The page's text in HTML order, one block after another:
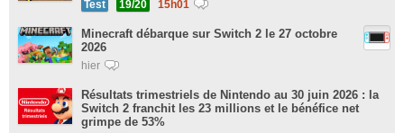
Test 19/20 15h01
Minecraft débarque sur Switch 2 le 27 octobre
2026
hier
Résultats trimestriels de Nintendo au 30 juin 2026 : la
Switch 2 franchit les 23 millions et le bénéfice net
grimpe de 53%